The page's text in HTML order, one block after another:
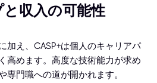
収入の可能性
加え、CASP+は個人のキャリアパ
高めます。高度な技術能力が求め
専門職への道が開かれます。